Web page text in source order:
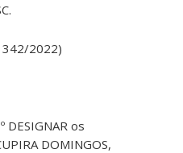
2022)
DESIGNAR os
DOMINGOS,